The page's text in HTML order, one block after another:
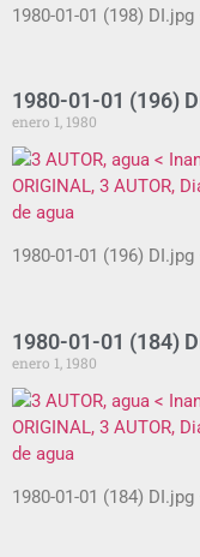
1980-01-01 (198)
1980-01-01 (196)
enero 1, 1980
1980-01-01 (196)
1980-01-01 (184)
enero 1, 1980
1980-01-01 (184)